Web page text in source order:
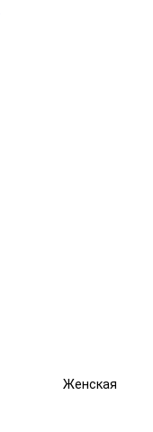
Женская